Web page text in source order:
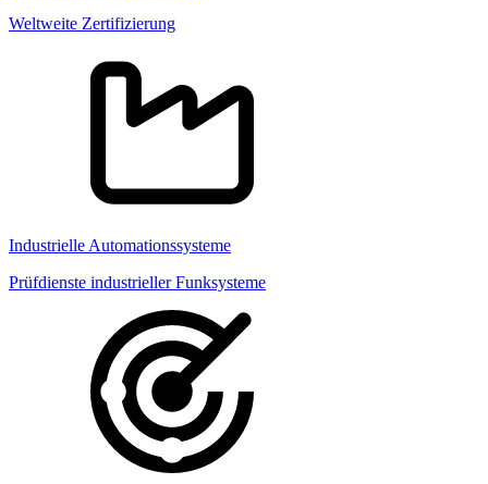
Weltweite Zertifizierung
Industrielle Automationssysteme
Prüfdienste industrieller Funksysteme